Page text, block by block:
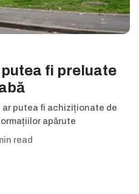
fi preluate
putea fi achiziționate de
apărute
read